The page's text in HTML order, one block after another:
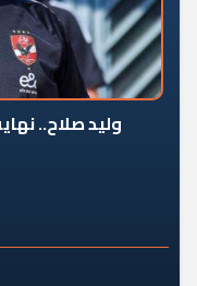
وليد صلاح..